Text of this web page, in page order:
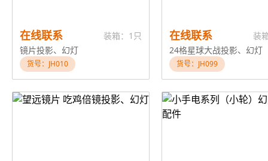
在线联系
装箱：1只
镜片投影、幻灯
货号：JH010
在线联系
装
24格星球大战投影、幻灯
货号：JH099